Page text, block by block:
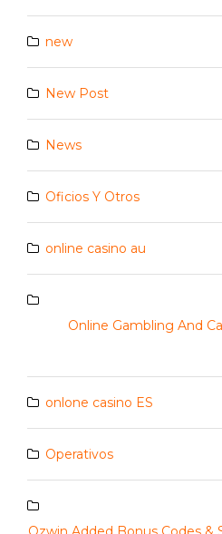
new
New Post
News
Oficios Y Otros
online casino au
Online Gambling And
onlone casino ES
Operativos